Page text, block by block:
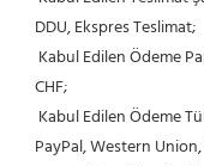
DDU, Ekspres Teslimat;
CHF;
PayPal, Western